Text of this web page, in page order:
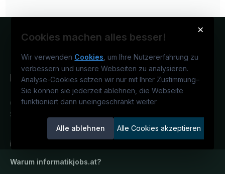
×
Cookies machen alles besser!
Wir verwenden Cookies , um Ihre Nutzererfahrung zu
verbessern und unsere Webseiten zu analysieren.
Analyse-Cookies setzen wir nur mit Ihrer Zustimmung–
Sie können sie jederzeit ablehnen, die Webseite
funktioniert dann uneingeschränkt weiter
Alle ablehnen Alle Cookies akzeptieren
Österreichs IT-Karriereportal.Ein
Service der candidatis GmbH.
informatikjobs.at
Warum informatikjobs.at?